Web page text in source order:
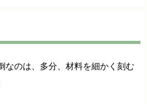
なのは、多分、材料を細かく刻む